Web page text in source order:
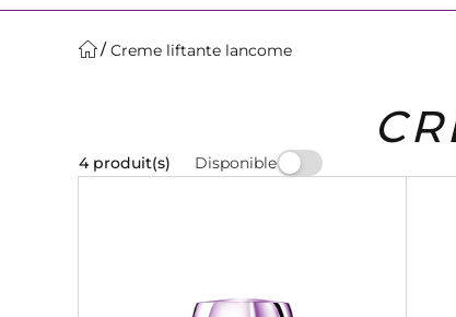
Creme liftante lancome
4 produit(s) Disponible